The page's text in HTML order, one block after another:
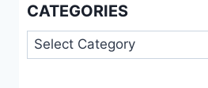
CATEGORIES
Categories